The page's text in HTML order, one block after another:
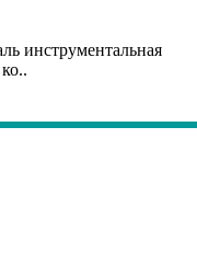
инструментальная